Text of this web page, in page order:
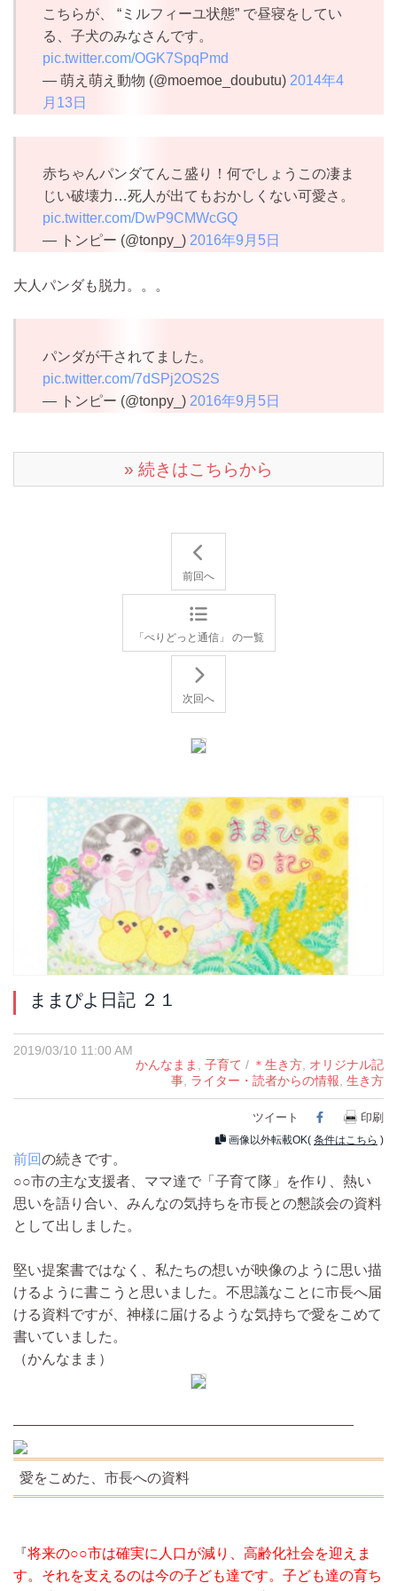
こちらが、 “ミルフィーユ状態” で昼寝をしてい
る、子犬のみなさんです。
pic.twitter.com/OGK7SpqPmd
— 萌え萌え動物 (@moemoe_doubutu) 2014年4
月13日
赤ちゃんパンダてんこ盛り！何でしょうこの凄ま
じい破壊力…死人が出てもおかしくない可愛さ。
pic.twitter.com/DwP9CMWcGQ
— トンピー (@tonpy_) 2016年9月5日
大人パンダも脱力。。。
パンダが干されてました。
pic.twitter.com/7dSPj2OS2S
— トンピー (@tonpy_) 2016年9月5日
» 続きはこちらから
前回へ
「ぺりどっと通信」 の一覧
次回へ
ままぴよ日記 ２１
2019/03/10 11:00 AM
かんなまま
子育て / ＊生き方 オリジナル記
事 ライター・読者からの情報 生き方
ツイート Facebook
印刷
画像以外転載OK( 条件はこちら )
前回の続きです。
○○市の主な支援者、ママ達で「子育て隊」を作り、熱い
思いを語り合い、みんなの気持ちを市長との懇談会の資料
として出しました。
堅い提案書ではなく、私たちの想いが映像のように思い描
けるように書こうと思いました。不思議なことに市長へ届
ける資料ですが、神様に届けるような気持ちで愛をこめて
書いていました。
（かんなまま）
————————————————————————
愛をこめた、市長への資料
『将来の○○市は確実に人口が減り、高齢化社会を迎えま
す。それを支えるのは今の子ども達です。子ども達の育ち